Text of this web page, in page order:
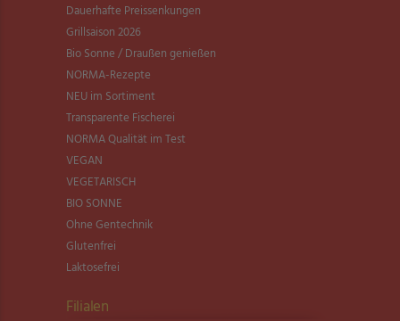
Dauerhafte Preissenkungen
Grillsaison 2026
Bio Sonne / Draußen genießen
NORMA-Rezepte
NEU im Sortiment
Transparente Fischerei
NORMA Qualität im Test
VEGAN
VEGETARISCH
BIO SONNE
Ohne Gentechnik
Glutenfrei
Laktosefrei
Filialen